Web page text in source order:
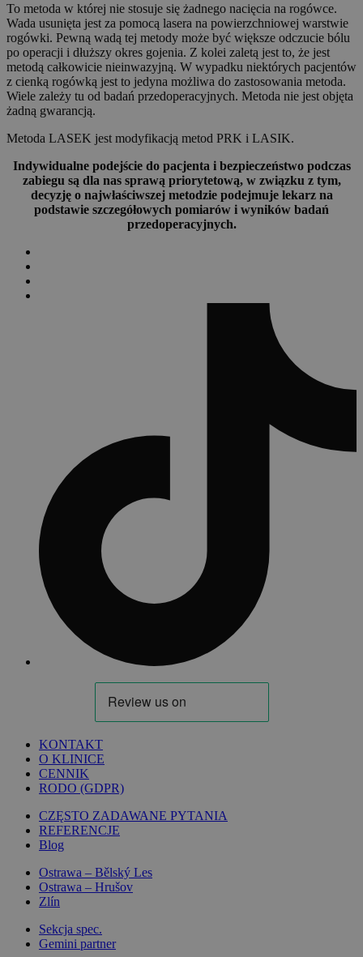
To metoda w której nie stosuje się żadnego nacięcia na rogówce.
Wada usunięta jest za pomocą lasera na powierzchniowej warstwie
rogówki. Pewną wadą tej metody może być większe odczucie bólu
po operacji i dłuższy okres gojenia. Z kolei zaletą jest to, że jest
metodą całkowicie nieinwazyjną. W wypadku niektórych pacjentów
z cienką rogówką jest to jedyna możliwa do zastosowania metoda.
Wiele zależy tu od badań przedoperacyjnych. Metoda nie jest objęta
żadną gwarancją.
Metoda LASEK jest modyfikacją metod PRK i LASIK.
Indywidualne podejście do pacjenta i bezpieczeństwo podczas
zabiegu są dla nas sprawą priorytetową, w związku z tym,
decyzję o najwłaściwszej metodzie podejmuje lekarz na
podstawie szczegółowych pomiarów i wyników badań
przedoperacyjnych.
KONTAKT
O KLINICE
CENNIK
RODO (GDPR)
CZĘSTO ZADAWANE PYTANIA
REFERENCJE
Blog
Ostrawa – Bělský Les
Ostrawa – Hrušov
Zlín
Sekcja spec.
Gemini partner